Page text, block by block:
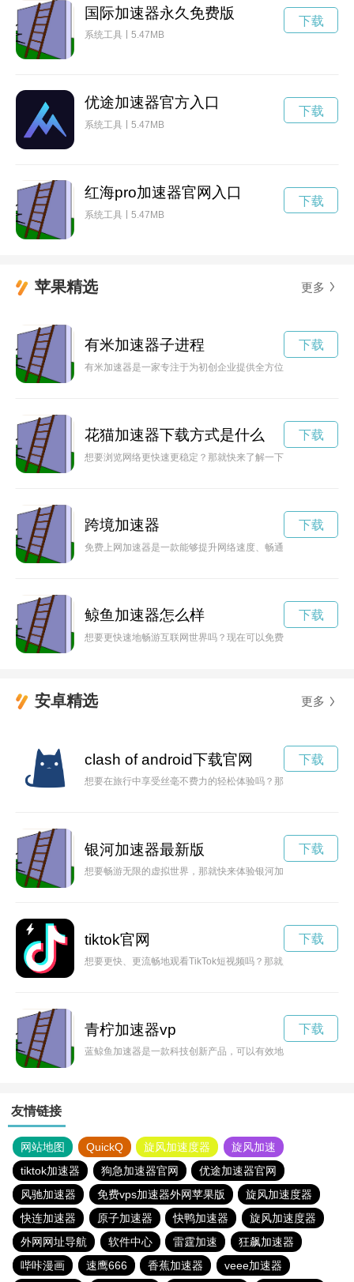
国际加速器永久免费版
系统工具 5.47MB
下载
优途加速器官方入口
系统工具 5.47MB
下载
红海pro加速器官网入口
系统工具 5.47MB
下载
苹果精选 更多
有米加速器子进程
有米加速器是一家专注于为初创企业提供全方位支持和资源的
下载
花猫加速器下载方式是什么
想要浏览网络更快速更稳定？那就快来了解一下花猫加速器的下
下载
跨境加速器
免费上网加速器是一款能够提升网络速度、畅通无阻的工具，
下载
鲸鱼加速器怎么样
想要更快速地畅游互联网世界吗？现在可以免费下载鲸鱼加速
下载
安卓精选 更多
clash of android下载官网
想要在旅行中享受丝毫不费力的轻松体验吗？那就赶快来了解
下载
银河加速器最新版
想要畅游无限的虚拟世界，那就快来体验银河加速器下载官网
下载
tiktok官网
想要更快、更流畅地观看TikTok短视频吗？那就赶快下载
下载
青柠加速器vp
蓝鲸鱼加速器是一款科技创新产品，可以有效地提高互联网速
下载
友情链接
网站地图 QuickQ 旋风加速度器
旋风加速
tiktok加速器
狗急加速器官网
优途加速器官网
风驰加速器
免费vps加速器外网苹果版
旋风加速度器
快连加速器
原子加速器 快鸭加速器
旋风加速度器
外网网址导航
软件中心 雷霆加速
狂飙加速器
哔咔漫画
速鹰666 香蕉加速器 veee加速器